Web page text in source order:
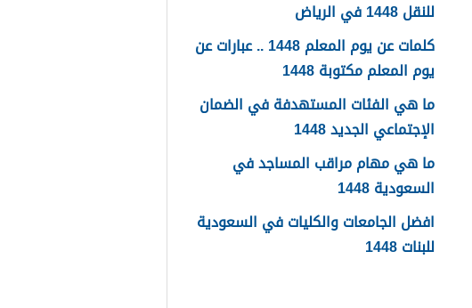
للنقل 1448 في الرياض
كلمات عن يوم المعلم 1448 .. عبارات عن
يوم المعلم مكتوبة 1448
ما هي الفئات المستهدفة في الضمان
الإجتماعي الجديد 1448
ما هي مهام مراقب المساجد في
السعودية 1448
افضل الجامعات والكليات في السعودية
للبنات 1448